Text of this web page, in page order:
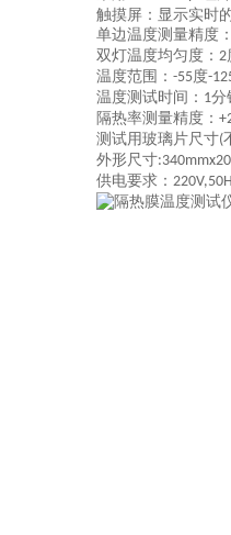
触摸屏： 显示实时
单边温度测量精度
双灯温度均匀度： 2
温度范围： -55度-
温度测试时间： 1分
隔热率测量精度 ：
测试用玻璃片尺寸(
外形尺寸
供电要求：